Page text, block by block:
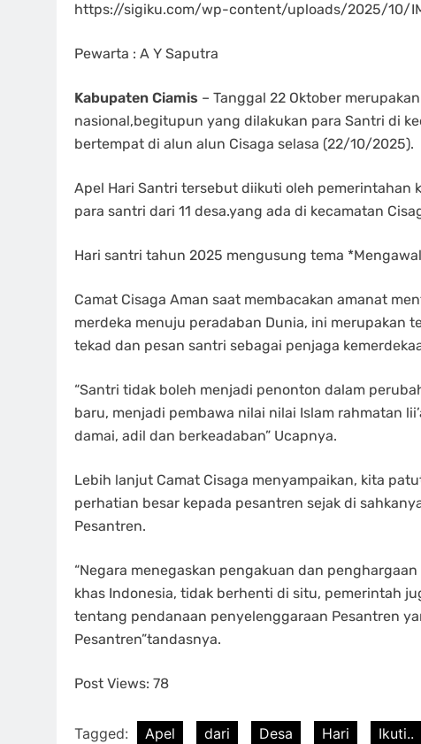
https://sigiku.com/wp-content/uploads/2025/10/
Pewarta : A Y Saputra
Kabupaten Ciamis – Tanggal 22 Oktober
nasional,begitupun yang dilakukan para Santri di
bertempat di alun alun Cisaga selasa (22/10/2025).
Apel Hari Santri tersebut diikuti oleh pemerintahan
para santri dari 11 desa.yang ada di kecamatan
Hari santri tahun 2025 mengusung tema
Camat Cisaga Aman saat membacakan amanat
merdeka menuju peradaban Dunia, ini merupakan
tekad dan pesan santri sebagai penjaga
“Santri tidak boleh menjadi penonton dalam
baru, menjadi pembawa nilai nilai Islam rahmatan
damai, adil dan berkeadaban” Ucapnya.
Lebih lanjut Camat Cisaga menyampaikan, kita
perhatian besar kepada pesantren sejak di
Pesantren.
“Negara menegaskan pengakuan dan
khas Indonesia, tidak berhenti di situ, pemerintah
tentang pendanaan penyelenggaraan Pesantren
Pesantren”tandasnya.
Post Views: 78
Tagged: Apel dari Desa Hari Ikuti..